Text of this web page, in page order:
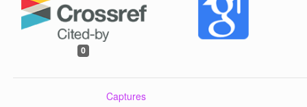
0
Captures